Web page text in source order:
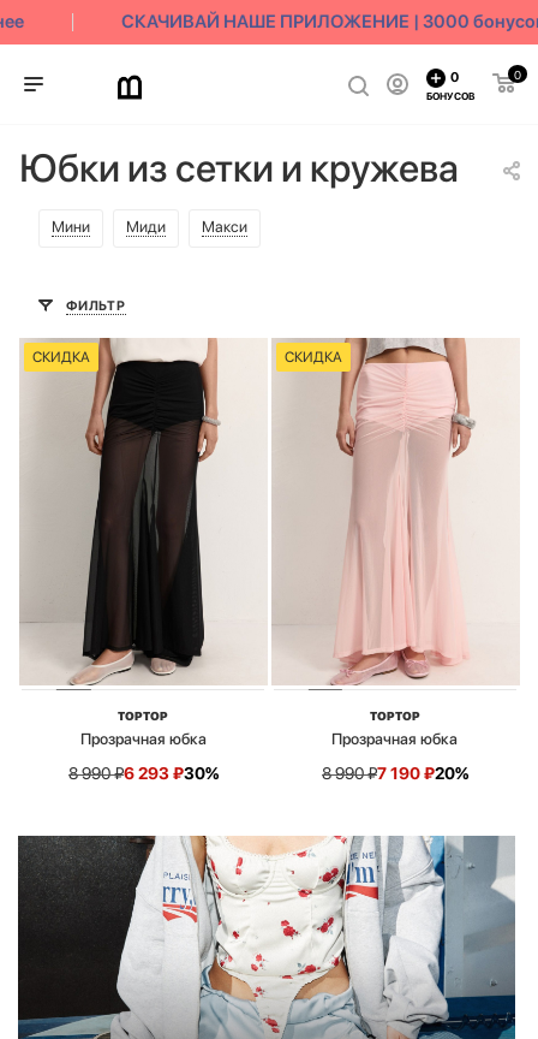
СКАЧИВАЙ НАШЕ ПРИЛОЖЕНИЕ | 3000 бонусов
0
0
БОНУСОВ
Юбки из сетки и кружева
Мини Миди Макси
ФИЛЬТР
СКИДКА
TOPTOP
Прозрачная юбка
8 990₽6 293₽30%
СКИДКА
TOPTOP
Прозрачная юбка
8 990₽7 190₽20%